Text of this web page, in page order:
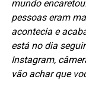
mundo
pessoas eram
acontecia e
está no dia
Instagram,
vão achar que